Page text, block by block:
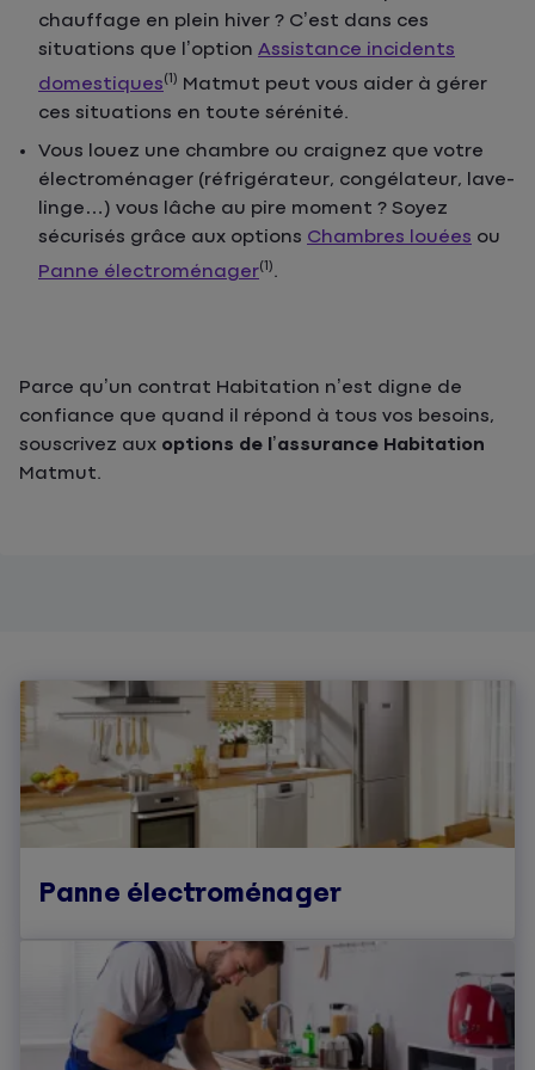
chauffage en plein hiver ? C’est dans ces
situations que l’option Assistance incidents
domestiques(1) Matmut peut vous aider à gérer
ces situations en toute sérénité.
Vous louez une chambre ou craignez que votre
électroménager (réfrigérateur, congélateur, lave-
linge…) vous lâche au pire moment ? Soyez
sécurisés grâce aux options Chambres louées ou
Panne électroménager(1).
Parce qu’un contrat Habitation n’est digne de
confiance que quand il répond à tous vos besoins,
souscrivez aux options de l’assurance Habitation
Matmut.
Panne électroménager